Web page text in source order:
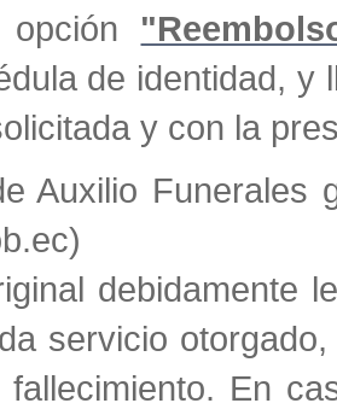
opción
de identidad, y
y con la
Auxilio Funerales
debidamente
servicio
fallecimiento. En